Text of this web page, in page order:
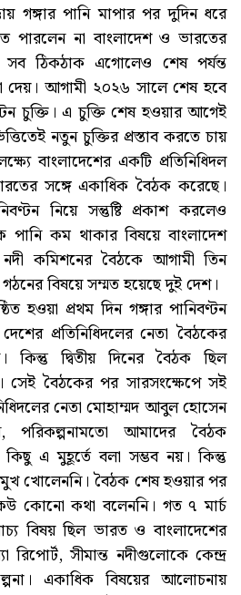
গঙ্গার পানি মাপার পর দুদিন ধরে
না বাংলাদেশ ও ভারতের
সব ঠিকঠাক এগোলেও শেষ পর্যন্ত
আগামী ২০২৬ সালে শেষ হবে
চুক্তি। এ চুক্তি শেষ হওয়ার আগেই
নতুন চুক্তির প্রস্তাব করতে চায়
বাংলাদেশের একটি প্রতিনিধিদল
সঙ্গে একাধিক বৈঠক করেছে।
নিয়ে সন্তুষ্টি প্রকাশ করলেও
পানি কম থাকার বিষয়ে বাংলাদেশ
নদী কমিশনের বৈঠকে আগামী তিন
বিষয়ে সম্মত হয়েছে দুই দেশ।
হওয়া প্রথম দিন গঙ্গার পানিবণ্টন
প্রতিনিধিদলের নেতা বৈঠকের
কিন্তু দ্বিতীয় দিনের বৈঠক ছিল
সেই বৈঠকের পর সারসংক্ষেপে সই
নেতা মোহাম্মদ আবুল হোসেন
পরিকল্পনামতো আমাদের বৈঠক
এ মুহূর্তে বলা সম্ভব নয়। কিন্তু
খোলেননি। বৈঠক শেষ হওয়ার পর
কোনো কথা বলেননি। গত ৭ মার্চ
বিষয় ছিল ভারত ও বাংলাদেশের
রিপোর্ট, সীমান্ত নদীগুলোকে কেন্দ্র
একাধিক বিষয়ের আলোচনায়